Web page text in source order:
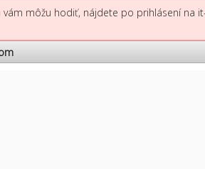
vám môžu hodiť, nájdete po prihlásení na